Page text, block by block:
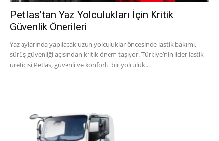
Petlas’tan Yaz Yolculukları İçin Kritik
Güvenlik Önerileri
Yaz aylarında yapılacak uzun yolculuklar öncesinde lastik bakımı,
sürüş güvenliği açısından kritik önem taşıyor. Türkiye’nin lider lastik
üreticisi Petlas, güvenli ve konforlu bir yolculuk...